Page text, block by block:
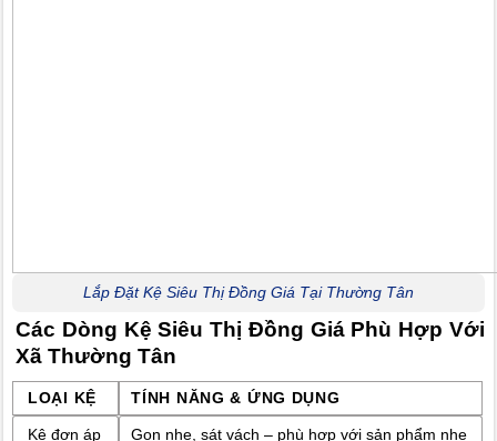
Lắp Đặt Kệ Siêu Thị Đồng Giá Tại Thường Tân
Các Dòng Kệ Siêu Thị Đồng Giá Phù Hợp Với
Xã Thường Tân
LOẠI KỆ TÍNH NĂNG & ỨNG DỤNG
Kệ đơn áp Gọn nhẹ, sát vách – phù hợp với sản phẩm nhẹ